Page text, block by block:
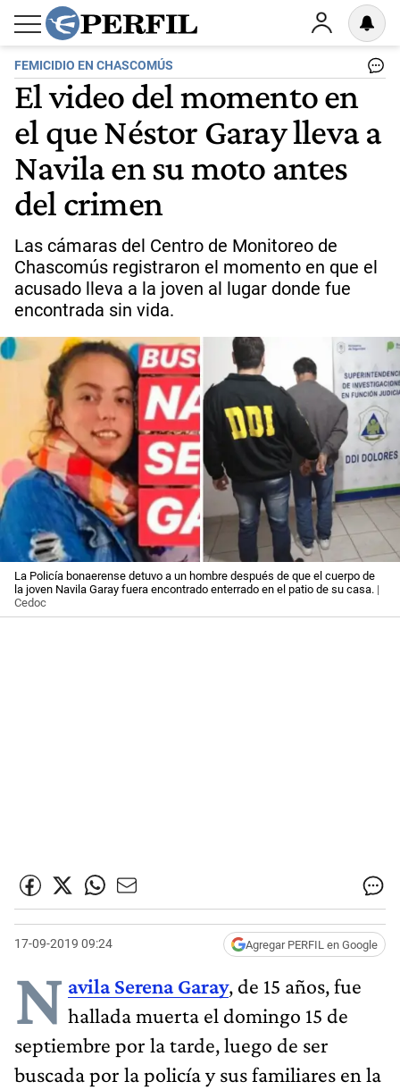
FEMICIDIO EN CHASCOMÚS
El video del momento en
el que Néstor Garay lleva a
Navila en su moto antes
del crimen
Las cámaras del Centro de Monitoreo de
Chascomús registraron el momento en que el
acusado lleva a la joven al lugar donde fue
encontrada sin vida.
La Policía bonaerense detuvo a un hombre después de que el cuerpo de
la joven Navila Garay fuera encontrado enterrado en el patio de su casa. |
Cedoc
17-09-2019 09:24 Agregar PERFIL en Google
N avila Serena Garay, de 15 años, fue
hallada muerta el domingo 15 de
septiembre por la tarde, luego de ser
buscada por la policía y sus familiares en la